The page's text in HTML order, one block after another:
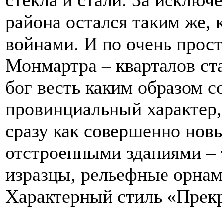
района остался таким же,
войнами. И по очень
Монмартра – кварталов
бог весть каким образом
провинциальный
сразу как совершенно
отстроенными зданиями
изразцы, рельефные
Характерный стиль